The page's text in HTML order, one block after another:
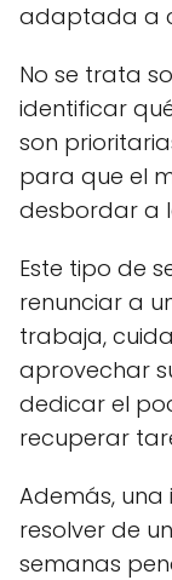
adaptada a
No se trata
identificar
son
para que el
desbordar a
Este tipo de
renunciar a
trabaja,
aprovechar
dedicar el
recuperar
Además,
resolver de
semanas